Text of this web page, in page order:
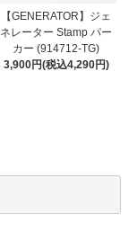
【GENERATOR】ジェ
ネレーター Stamp パー
カー (914712-TG)
3,900円(税込4,290円)